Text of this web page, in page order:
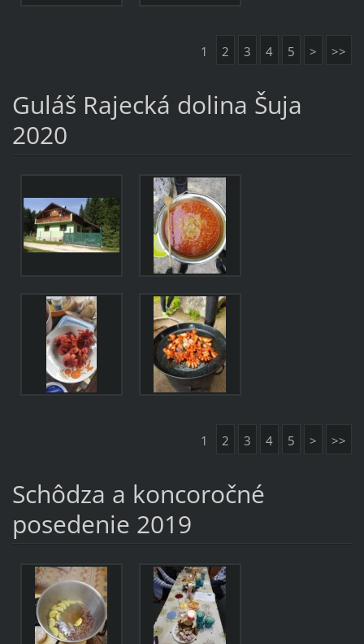
1 2 3 4 5 > >>
Guláš Rajecká dolina Šuja
2020
1 2 3 4 5 > >>
Schôdza a koncoročné
posedenie 2019